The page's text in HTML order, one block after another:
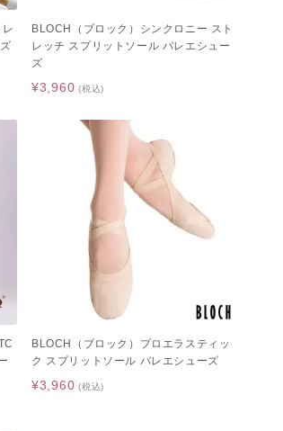
BLOCH（ブロック）シンクロニー スト
レッチ スプリットソール バレエシュー
ズ
¥3,960 (税込)
BLOCH（ブロック）プロエラスティッ
ク スプリットソール バレエシューズ
¥3,960 (税込)